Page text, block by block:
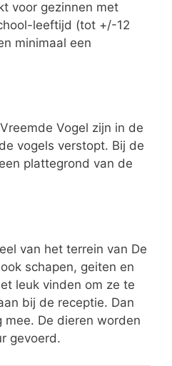
voor gezinnen met
leeftijd (tot +/-12
minimaal een
Vogel zijn in de
vogels verstopt. Bij de
plattegrond van de
van het terrein van De
schapen, geiten en
leuk vinden om ze te
bij de receptie. Dan
mee. De dieren worden
gevoerd.